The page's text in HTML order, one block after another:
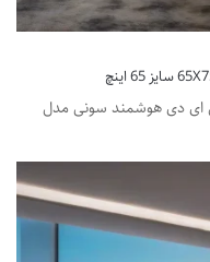
ای دی هوشمند سونی مدل